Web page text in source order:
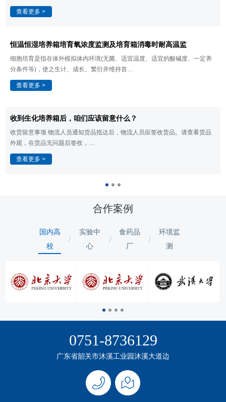
查看更多 >
恒温恒湿培养箱​培育氧浓度监测及培育箱消毒时耐高温监
细胞培育是指在体外模拟体内环境(无菌、适宜温度、适宜的酸碱度、一定养
分条件等)，使之生计、成长、繁衍并维持首…
查看更多 >
​收到生化培养箱后，咱们应该留意什么？
收货留意事项 物流人员通知货品抵达后，物流人员应签收货品。请查看货品
外观，在货品无问题后签收，…
查看更多 >
合作案例
国内高
校
实验中
心
食药品
厂
环境监
测
0751-8736129
广东省韶关市沐溪工业园沐溪大道边